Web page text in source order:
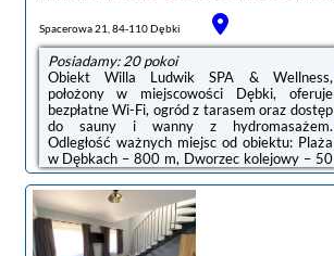
Spacerowa 21, 84-110 Dębki
Posiadamy: 20 pokoi
Obiekt Willa Ludwik SPA & Wellness,
położony w miejscowości Dębki, oferuje
bezpłatne Wi-Fi, ogród z tarasem oraz dostęp
do sauny i wanny z hydromasażem.
Odległość ważnych miejsc od obiektu: Plaża
w Dębkach – 800 m, Dworzec kolejowy – 50
km. Na terenie obiektu znajduje się prywatny
parking.Wszystkie opcje zakwaterowania
wyposażone są w telewizor z płaskim
ekranem i mają balkon, a także prywatną
łazienkę z prysznicem oraz suszarką do